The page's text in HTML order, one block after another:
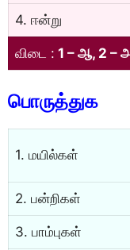
4. ஈன்று
விடை : 1 – ஆ, 2 –
பொருத்துக
1. மயில்கள்
2. பன்றிகள்
3. பாம்புகள்